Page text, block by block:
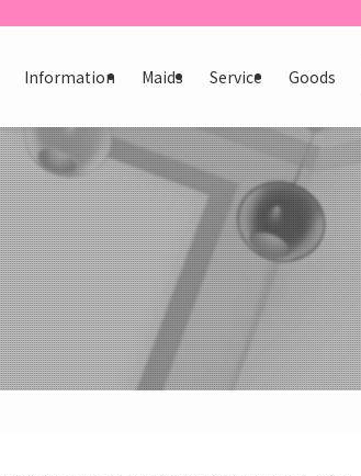
Information Maids Service Goods